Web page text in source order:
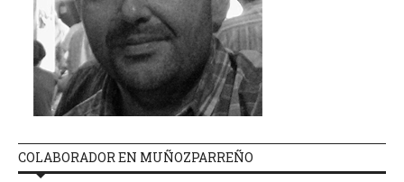
COLABORADOR EN MUÑOZPARREÑO